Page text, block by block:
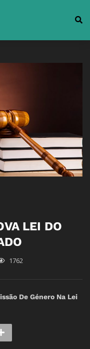
LEI DO
1762
De Género Na Lei